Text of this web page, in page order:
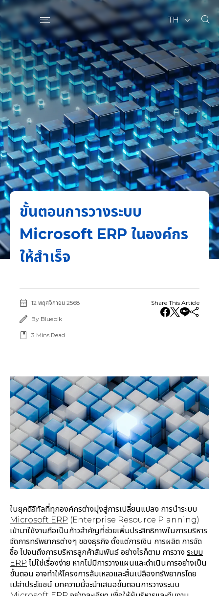
TH
ขั้นตอนการวางระบบ
Microsoft ERP ในองค์กร
ให้สำเร็จ
12 พฤศจิกายน 2568
By Bluebik
3 Mins Read
Share This Article
ในยุคดิจิทัลที่ทุกองค์กรต่างมุ่งสู่การเปลี่ยนแปลง การนำระบบ
Microsoft ERP (Enterprise Resource Planning)
เข้ามาใช้งานถือเป็นก้าวสำคัญที่ช่วยเพิ่มประสิทธิภาพในการบริหาร
จัดการทรัพยากรต่างๆ ของธุรกิจ ตั้งแต่การเงิน การผลิต การจัด
ซื้อ ไปจนถึงการบริหารลูกค้าสัมพันธ์ อย่างไรก็ตาม การวาง ระบบ
ERP ไม่ใช่เรื่องง่าย หากไม่มีการวางแผนและดำเนินการอย่างเป็น
ขั้นตอน อาจทำให้โครงการล้มเหลวและสิ้นเปลืองทรัพยากรโดย
เปล่าประโยชน์ บทความนี้จะนำเสนอขั้นตอนการวางระบบ